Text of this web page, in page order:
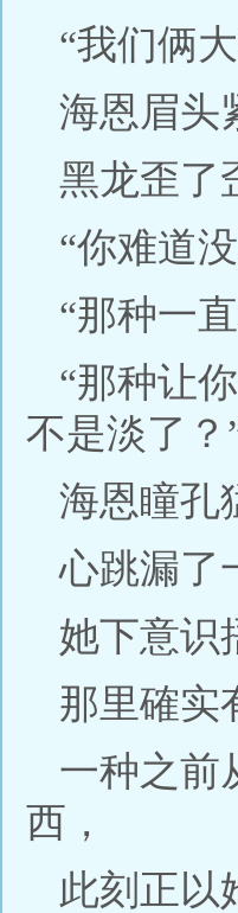
“我们俩
海恩眉头
黑龙歪了
“你难道
“那种一
“那种让
不是淡了？
海恩瞳孔
心跳漏了
她下意识
那里確实
一种之前
西，
此刻正以